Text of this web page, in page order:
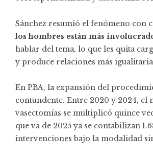
Sánchez resumió el fenómeno con
los hombres están más
hablar del tema, lo que les quita
y produce relaciones más
En PBA, la expansión del
contundente. Entre 2020 y 2024, el
vasectomías se multiplicó quince
que va de 2025 ya se contabilizan
intervenciones bajo la modalidad